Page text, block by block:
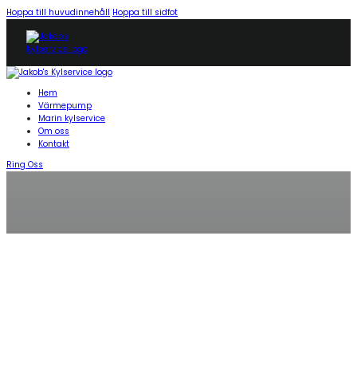
Hoppa till huvudinnehåll Hoppa till sidfot
Hem
Värmepump
Marin kylservice
Om oss
Kontakt
Ring Oss